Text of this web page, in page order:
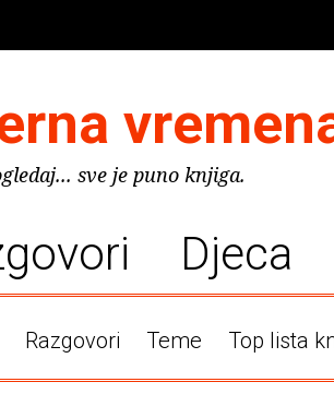
sve je puno knjiga.
Djeca
Razgovori Teme Top lista